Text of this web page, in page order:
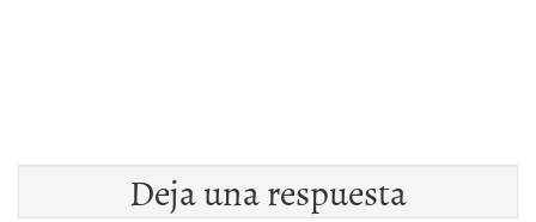
Deja una respuesta